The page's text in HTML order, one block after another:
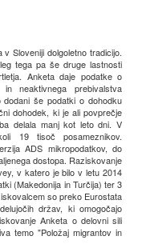
Sloveniji dolgoletno tradicijo.
tega pa še druge lastnosti
Anketa daje podatke o
neaktivnega prebivalstva
dodani še podatki o dohodku
dohodek, ki je ali povprečje
delala manj kot leto dni. V
19 tisoč posameznikov.
ADS mikropodatkov, do
dostopa. Raziskovanje
v katero je bilo v letu 2014
(Makedonija in Turčija) ter 3
so preko Eurostata
držav, ki omogočajo
Anketa o delovni sili
temo "Položaj migrantov in